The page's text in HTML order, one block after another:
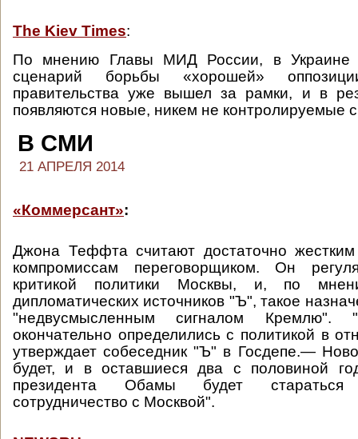
The Kiev Times:
По мнению Главы МИД России, в Украине
сценарий борьбы «хорошей»
правительства уже вышел за рамки, и в
появляются новые, никем не контролируемые
В СМИ
21 АПРЕЛЯ 2014
«Коммерсант»:
Джона Теффта считают достаточно
компромиссам переговорщиком. Он
критикой политики Москвы, и, по
дипломатических источников "Ъ", такое
"недвусмысленным сигналом
окончательно определились с политикой в
утверждает собеседник "Ъ" в Госдепе.—
будет, и в оставшиеся два с половиной
президента Обамы будет стараться
сотрудничество с Москвой".